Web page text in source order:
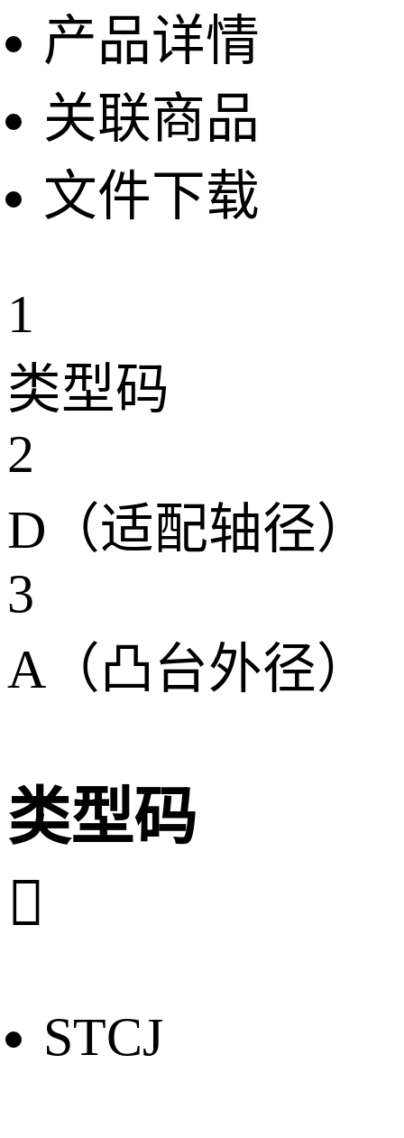
产品详情
关联商品
文件下载
1
类型码
2
D（适配轴径）
3
A（凸台外径）
类型码

STCJ